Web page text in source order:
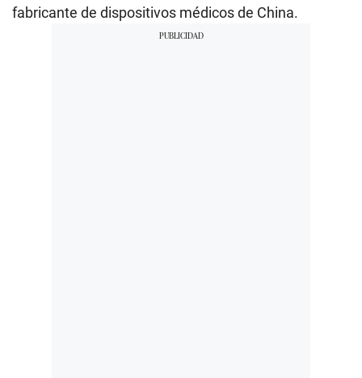
fabricante de dispositivos médicos de China.